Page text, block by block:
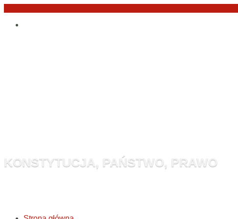
Przejdź
KONSTYTUCJA, PAŃSTWO, PRAWO